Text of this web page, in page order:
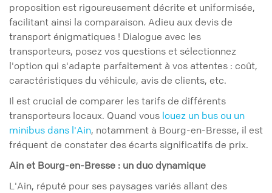
proposition est rigoureusement décrite et uniformisée,
facilitant ainsi la comparaison. Adieu aux devis de
transport énigmatiques ! Dialogue avec les
transporteurs, posez vos questions et sélectionnez
l'option qui s'adapte parfaitement à vos attentes : coût,
caractéristiques du véhicule, avis de clients, etc.
Il est crucial de comparer les tarifs de différents
transporteurs locaux. Quand vous louez un bus ou un
minibus dans l'Ain, notamment à Bourg-en-Bresse, il est
fréquent de constater des écarts significatifs de prix.
Ain et Bourg-en-Bresse : un duo dynamique
L'Ain, réputé pour ses paysages variés allant des